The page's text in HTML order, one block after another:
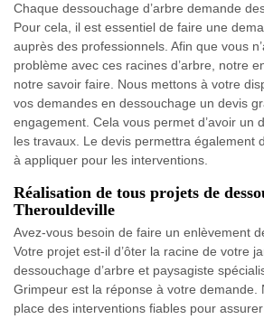
Chaque dessouchage d’arbre demande
Pour cela, il est essentiel de faire une
auprès des professionnels. Afin que vous
problème avec ces racines d’arbre, notre
notre savoir faire. Nous mettons à votre
vos demandes en dessouchage un devis
engagement. Cela vous permet d’avoir un
les travaux. Le devis permettra également
à appliquer pour les interventions.
Réalisation de tous projets de
Therouldeville
Avez-vous besoin de faire un enlèvement
Votre projet est-il d’ôter la racine de votre
dessouchage d’arbre et paysagiste
Grimpeur est la réponse à votre demande.
place des interventions fiables pour